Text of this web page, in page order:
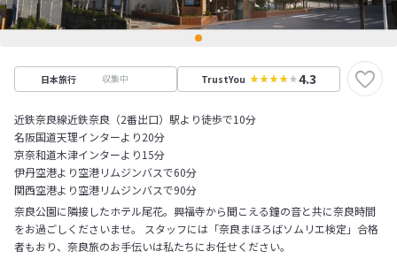
日本旅行 収集中 TrustYou 4.3
近鉄奈良線近鉄奈良（2番出口）駅より徒歩で10分
名阪国道天理インターより20分
京奈和道木津インターより15分
伊丹空港より空港リムジンバスで60分
関西空港より空港リムジンバスで90分
奈良公園に隣接したホテル尾花。興福寺から聞こえる鐘の音と共に奈良時間
をお過ごしくださいませ。 スタッフには「奈良まほろばソムリエ検定」合格
者もおり、奈良旅のお手伝いは私たちにお任せください。